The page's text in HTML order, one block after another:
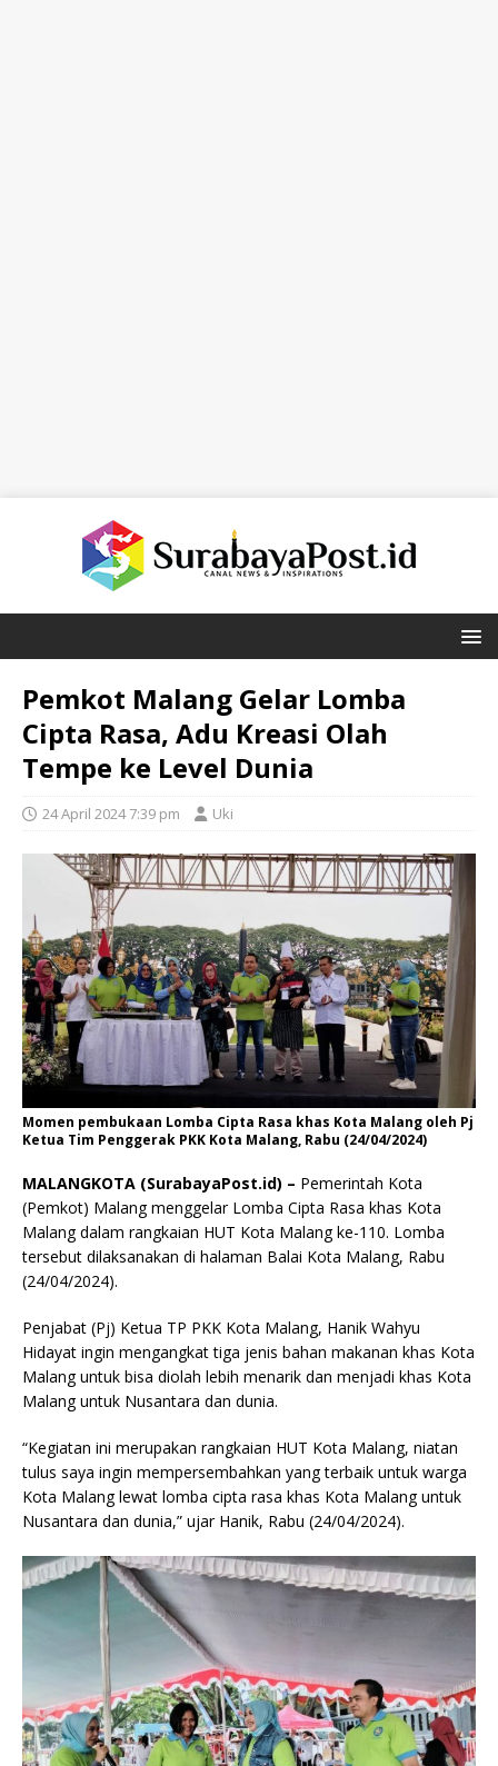
Pemkot Malang Gelar Lomba
Cipta Rasa, Adu Kreasi Olah
Tempe ke Level Dunia
24 April 2024 7:39 pm Uki
Momen pembukaan Lomba Cipta Rasa khas Kota Malang oleh Pj
Ketua Tim Penggerak PKK Kota Malang, Rabu (24/04/2024)
MALANGKOTA (SurabayaPost.id) – Pemerintah Kota
(Pemkot) Malang menggelar Lomba Cipta Rasa khas Kota
Malang dalam rangkaian HUT Kota Malang ke-110. Lomba
tersebut dilaksanakan di halaman Balai Kota Malang, Rabu
(24/04/2024).
Penjabat (Pj) Ketua TP PKK Kota Malang, Hanik Wahyu
Hidayat ingin mengangkat tiga jenis bahan makanan khas Kota
Malang untuk bisa diolah lebih menarik dan menjadi khas Kota
Malang untuk Nusantara dan dunia.
“Kegiatan ini merupakan rangkaian HUT Kota Malang, niatan
tulus saya ingin mempersembahkan yang terbaik untuk warga
Kota Malang lewat lomba cipta rasa khas Kota Malang untuk
Nusantara dan dunia,” ujar Hanik, Rabu (24/04/2024).